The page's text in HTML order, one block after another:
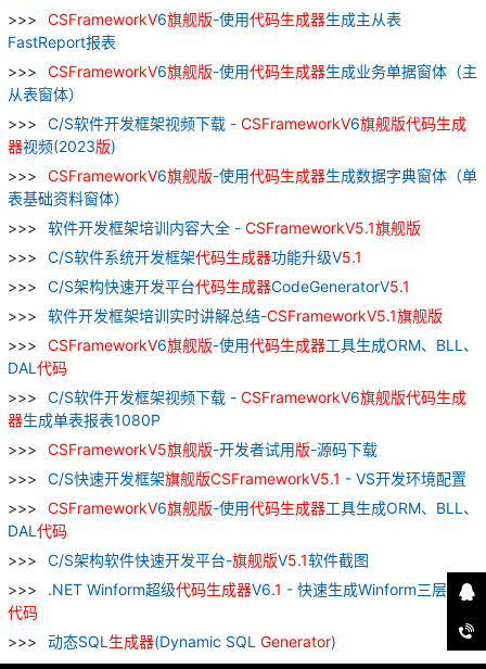
CSFrameworkV6旗舰版-使用代码生成器生成主从表
FastReport报表
CSFrameworkV6旗舰版-使用代码生成器生成业务单据窗体（主
从表窗体）
C/S软件开发框架视频下载 - CSFrameworkV6旗舰版代码生成
器视频(2023版)
CSFrameworkV6旗舰版-使用代码生成器生成数据字典窗体（单
表基础资料窗体）
软件开发框架培训内容大全 - CSFrameworkV5.1旗舰版
C/S软件系统开发框架代码生成器功能升级V5.1
C/S架构快速开发平台代码生成器CodeGeneratorV5.1
软件开发框架培训实时讲解总结-CSFrameworkV5.1旗舰版
CSFrameworkV6旗舰版-使用代码生成器工具生成ORM、BLL、
DAL 代码
C/S软件开发框架视频下载 - CSFrameworkV6旗舰版代码生成
器生成单表报表1080P
CSFrameworkV5旗舰版-开发者试用版-源码下载
C/S快速开发框架旗舰版CSFrameworkV5.1 - VS开发环境配置
CSFrameworkV6旗舰版-使用代码生成器工具生成ORM、BLL、
DAL 代码
C/S架构软件快速开发平台-旗舰版V5.1软件截图
.NET Winform超级代码生成器V6.1 - 快速生成Winform三层架构
代码
动态SQL 生成器(Dynamic SQL Generator)